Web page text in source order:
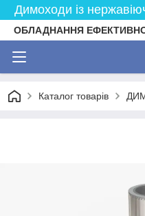
Димоходи із
ОБЛАДНАННЯ
Каталог товарів